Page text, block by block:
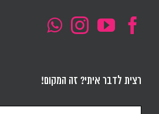
רצית לדבר איתי? זה המקום!